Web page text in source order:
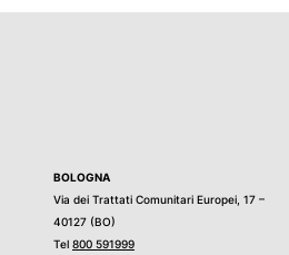
BOLOGNA
Via dei Trattati Comunitari Europei, 17 –
40127 (BO)
Tel 800 591999